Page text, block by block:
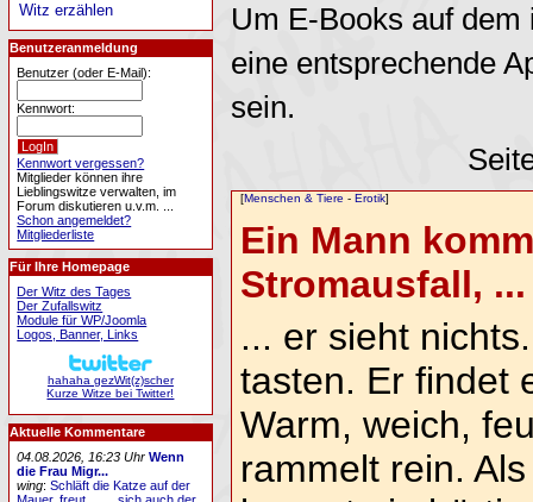
Um E-Books auf
eine entsprechende
sein.
[Menschen & Tiere - Erotik]
Ein Mann
Stromausfall, ...
... er sieht
tasten. Er findet
Warm, weich,
rammelt rein.
Witz erzählen
Benutzeranmeldung
Benutzer (oder E-Mail):
Kennwort:
Kennwort vergessen?
Mitglieder können ihre
Lieblingswitze verwalten, im
Forum diskutieren u.v.m. ...
Schon angemeldet?
Mitgliederliste
Für Ihre Homepage
Der Witz des Tages
Der Zufallswitz
Module für WP/Joomla
Logos, Banner, Links
hahaha gezWit(z)scher
Kurze Witze bei Twitter!
Aktuelle Kommentare
04.08.2026, 16:23 Uhr Wenn
die Frau Migr...
wing:Schläft die Katze auf der